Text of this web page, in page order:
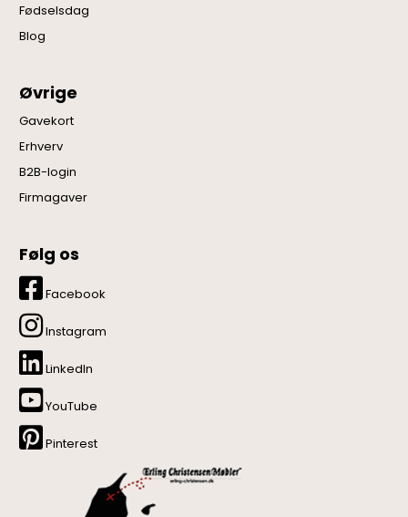
Fødselsdag
Blog
Øvrige
Gavekort
Erhverv
B2B-login
Firmagaver
Følg os
Facebook
Instagram
LinkedIn
YouTube
Pinterest